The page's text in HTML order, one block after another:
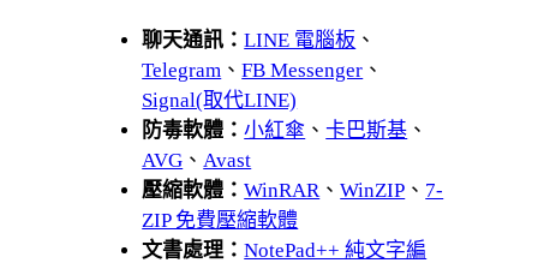
聊天通訊：LINE 電腦板 、
Telegram 、FB Messenger 、
Signal(取代LINE)
防毒軟體：小紅傘 、卡巴斯基 、
AVG 、 Avast
壓縮軟體：WinRAR 、WinZIP 、 7-
ZIP 免費壓縮軟體
文書處理：NotePad++ 純文字編